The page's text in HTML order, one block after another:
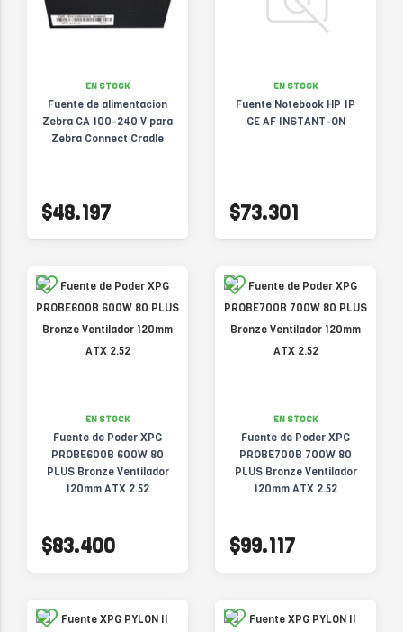
EN STOCK
Fuente de alimentacion
Zebra CA 100-240 V para
Zebra Connect Cradle
$48.197
EN STOCK
Fuente Notebook HP 1P
GE AF INSTANT-ON
$73.301
EN STOCK
Fuente de Poder XPG
PROBE600B 600W 80
PLUS Bronze Ventilador
120mm ATX 2.52
$83.400
EN STOCK
Fuente de Poder XPG
PROBE700B 700W 80
PLUS Bronze Ventilador
120mm ATX 2.52
$99.117